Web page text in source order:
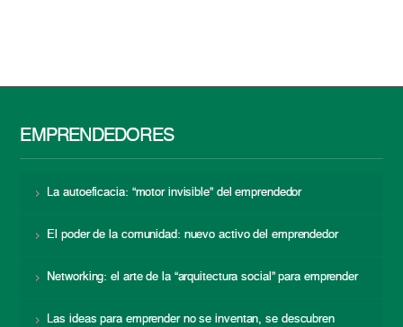
EMPRENDEDORES
La autoeficacia: “motor invisible” del emprendedor
El poder de la comunidad: nuevo activo del emprendedor
Networking: el arte de la “arquitectura social” para emprender
Las ideas para emprender no se inventan, se descubren